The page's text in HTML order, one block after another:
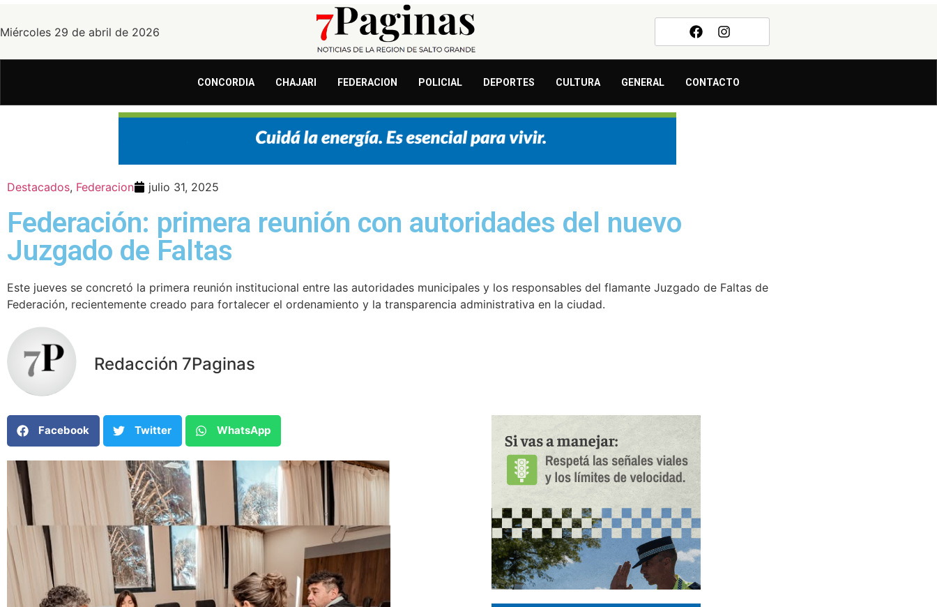
Miércoles 29 de abril de 2026
CONCORDIA CHAJARI FEDERACION POLICIAL DEPORTES CULTURA GENERAL CONTACTO
Destacados, Federacion julio 31, 2025
Federación: primera reunión con autoridades del nuevo
Juzgado de Faltas
Este jueves se concretó la primera reunión institucional entre las autoridades municipales y los responsables del flamante Juzgado de Faltas de
Federación, recientemente creado para fortalecer el ordenamiento y la transparencia administrativa en la ciudad.
Redacción 7Paginas
Facebook Twitter WhatsApp